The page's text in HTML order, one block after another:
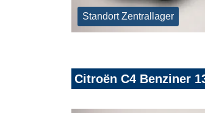
Standort Zentrallager
Citroën C4 Benziner